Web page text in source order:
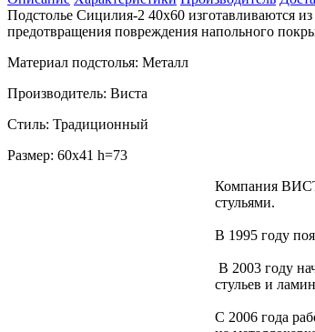
Подстолье Сицилия-2 40х60 изготавливаются
предотвращения повреждения напольного
Материал подстолья: Металл
Производитель: Виста
Стиль: Традиционный
Размер: 60х41 h=73
Компания
стульями.
В 1995 году
В 2003 году
стульев и
С 2006 года